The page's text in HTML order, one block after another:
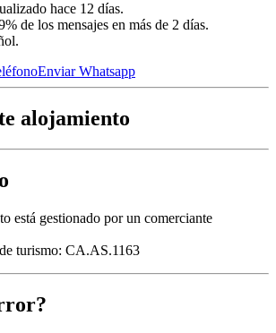
hace 12 días.
de los mensajes en más de 2 días.
Enviar Whatsapp
alojamiento
está gestionado por un comerciante
turismo: CA.AS.1163